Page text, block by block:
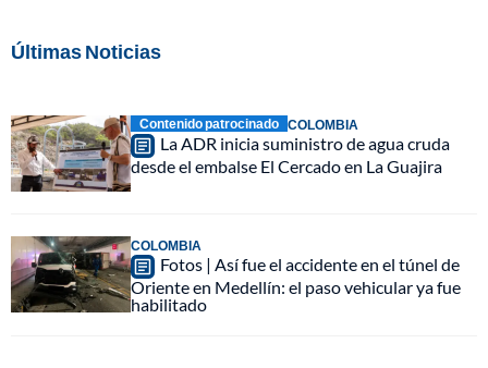
Últimas Noticias
Contenido patrocinado COLOMBIA
La ADR inicia suministro de agua cruda
desde el embalse El Cercado en La Guajira
COLOMBIA
Fotos | Así fue el accidente en el túnel de
Oriente en Medellín: el paso vehicular ya fue
habilitado